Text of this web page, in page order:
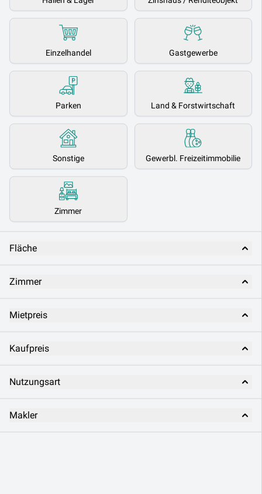
Einzelhandel Gastgewerbe
Parken Land & Forstwirtschaft
Sonstige Gewerbl. Freizeitimmobilie
Zimmer
Fläche
Zimmer
Mietpreis
Kaufpreis
Nutzungsart
Makler